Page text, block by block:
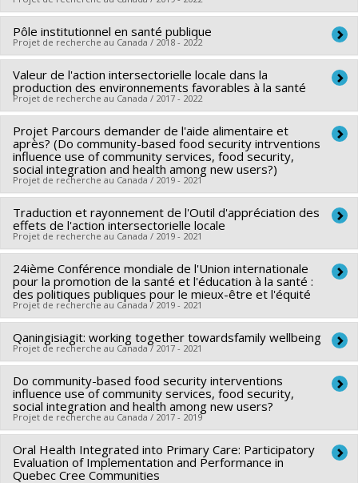
santé du Canada
Programmes de subvention :PVXXXXXX-Subvention
d'équipe
Chercheur principal : Louise Potvin
Co-chercheurs : Geneviève Mercille
Sources de financement :Fondation du Grand Montréal
Programmes de subvention :
Pôle institutionnel en santé publique
Projet de recherche au Canada / 2018 - 2022
Chercheur principal : Louise Potvin
Sources de financement :MSSS/Ministère de la Santé et des
Services sociaux
Programmes de subvention :
Valeur de l'action intersectorielle locale dans la
production des environnements favorables à la santé
Projet de recherche au Canada / 2017 - 2022
Chercheur principal : Louise Potvin
Co-chercheurs : Angèle Bilodeau,Denis Bourque
Sources de financement :IRSC/Instituts de recherche en
santé du Canada
Programmes de subvention :PVXXXXXX-(PJT) Subvention
Projet
Projet Parcours demander de l'aide alimentaire et
après? (Do community-based food security intrventions
influence use of community services, food security,
social integration and health among new users?)
Projet de recherche au Canada / 2019 - 2021
Chercheur principal : Louise Potvin
Co-chercheurs : Geneviève Mercille
Sources de financement :Mission inclusion
Programmes de subvention :
Traduction et rayonnement de l'Outil d'appréciation des
effets de l'action intersectorielle locale
Projet de recherche au Canada / 2019 - 2021
Chercheur principal : Angèle Bilodeau
Co-chercheurs : Louise Potvin
Sources de financement :CRSH/Conseil de recherches en
sciences humaines du Canada
Programmes de subvention :PV152160-Subvention
Connexion
24ième Conférence mondiale de l'Union internationale
pour la promotion de la santé et l'éducation à la santé :
des politiques publiques pour le mieux-être et l'équité
Projet de recherche au Canada / 2019 - 2021
Chercheur principal : Louise Potvin
Sources de financement :FRQS/Fonds de recherche du
Québec - Santé (FRSQ)
Programmes de subvention :PVXXXXXX-Projets spéciaux -
Conférences - Congrès - Colloques (financement partagé
entre les fonds de recherche du Québec)
Qaningisiagit: working together towardsfamily wellbeing
Projet de recherche au Canada / 2017 - 2021
Chercheur principal : Sarah Fraser
Co-chercheurs : Louise Potvin,Laurence Kirmayer,
Vachon,Lucie Nadeau
Sources de financement : IRSC/Instituts de recherche en
santé du Canada
Do community-based food security interventions
influence use of community services, food security,
social integration and health among new users?
Projet de recherche au Canada / 2017 - 2019
Chercheur principal : Louise Potvin
Co-chercheurs : Jennifer O'Loughlin ,Geneviève Mercille
Oral Health Integrated into Primary Care: Participatory
Evaluation of Implementation and Performance in
Quebec Cree Communities